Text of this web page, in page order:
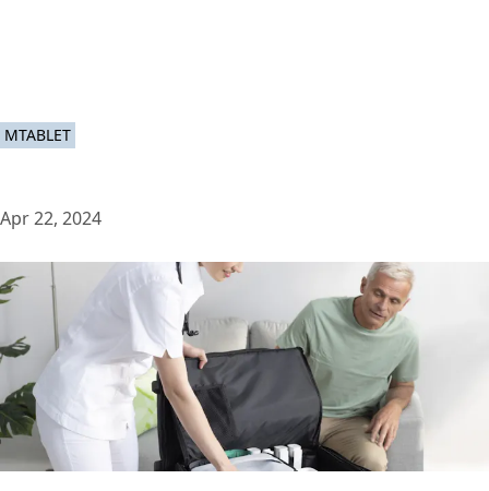
MTABLET
Apr 22, 2024